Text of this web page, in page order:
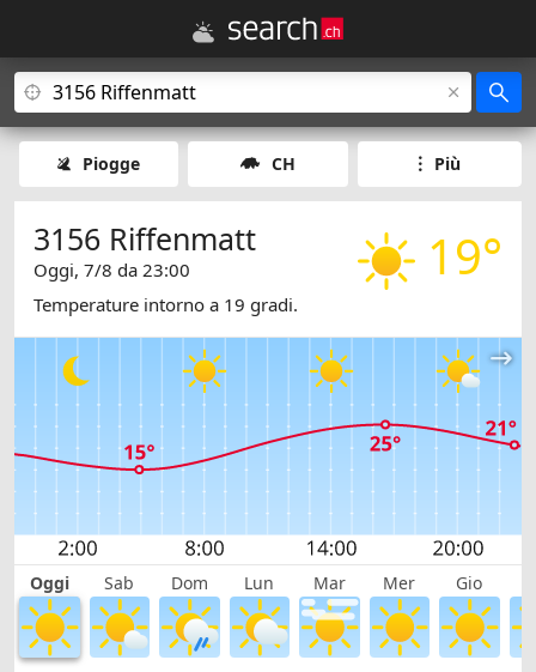
Piogge CH Più
19°
3156 Riffenmatt
Oggi, 7/8 da 23:00
Temperature intorno a 19 gradi.
Oggi Sab Dom Lun Mar Mer Gio